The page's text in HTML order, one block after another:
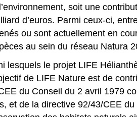
soit une
d’euros. Parmi ceux-ci,
ou sont actuellement en
au sein du réseau Natura
lesquels le projet LIFE
de LIFE Nature est de
du Conseil du 2 avril 1979
et de la directive 92/43/CEE